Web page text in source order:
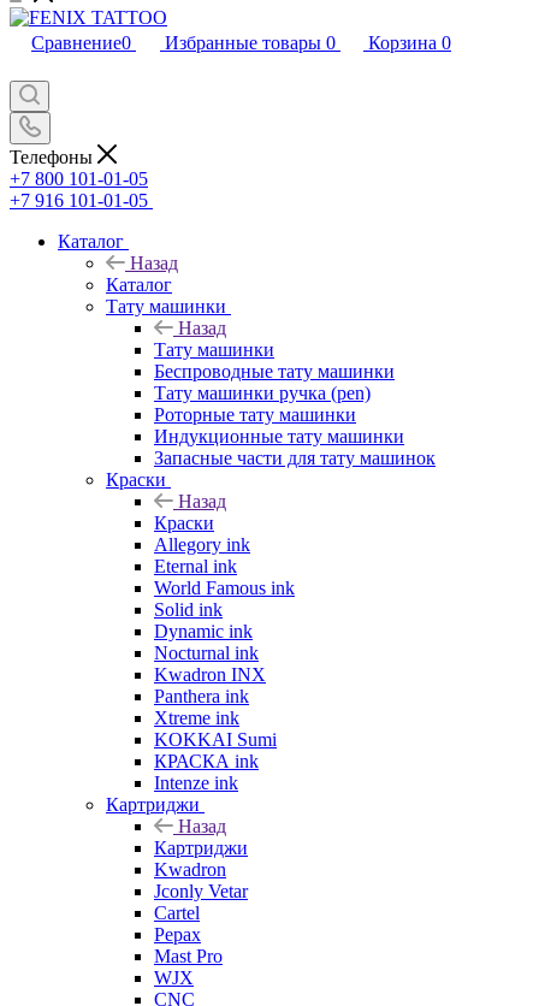
Сравнение0 Избранные товары 0 Корзина 0
Телефоны
+7 800 101-01-05
+7 916 101-01-05
Каталог
Назад
Каталог
Тату машинки
Назад
Тату машинки
Беспроводные тату машинки
Тату машинки ручка (pen)
Роторные тату машинки
Индукционные тату машинки
Запасные части для тату машинок
Краски
Назад
Краски
Allegory ink
Eternal ink
World Famous ink
Solid ink
Dynamic ink
Nocturnal ink
Kwadron INX
Panthera ink
Xtreme ink
KOKKAI Sumi
КРАСКА ink
Intenze ink
Картриджи
Назад
Картриджи
Kwadron
Jconly Vetar
Cartel
Pepax
Mast Pro
WJX
CNC